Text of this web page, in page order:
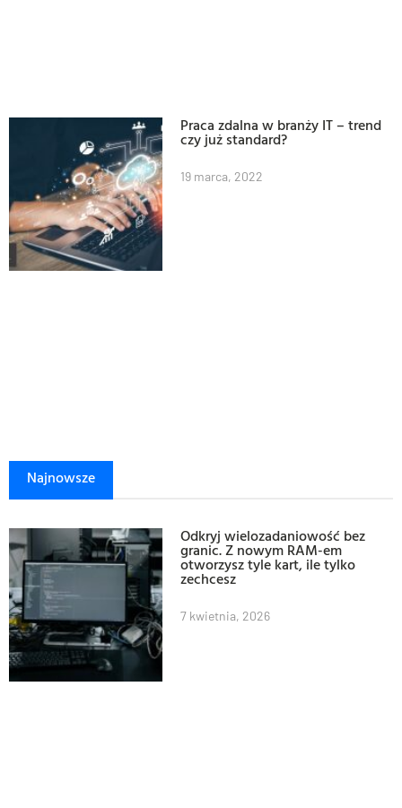
Praca zdalna w branży IT – trend
czy już standard?
19 marca, 2022
Najnowsze
Odkryj wielozadaniowość bez
granic. Z nowym RAM-em
otworzysz tyle kart, ile tylko
zechcesz
7 kwietnia, 2026